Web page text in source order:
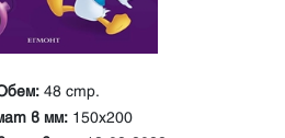
48 стр.
в мм: 150x200